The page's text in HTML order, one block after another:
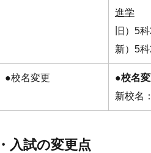
進学
旧）5
新）5
●校名変更 ●校名
新校名
入試の変更点